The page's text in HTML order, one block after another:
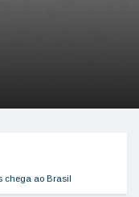
chega ao Brasil